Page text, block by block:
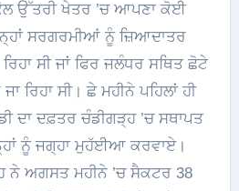
ਉੱਤਰੀ ਖੇਤਰ ’ਚ ਆਪਣਾ ਕੋਈ
ਸਰਗਰਮੀਆਂ ਨੂੰ ਜ਼ਿਆਦਾਤਰ
ਸੀ ਜਾਂ ਫਿਰ ਜਲੰਧਰ ਸਥਿਤ ਛੋਟੇ
ਰਿਹਾ ਸੀ। ਛੇ ਮਹੀਨੇ ਪਹਿਲਾਂ ਹੀ
ਦਾ ਦਫ਼ਤਰ ਚੰਡੀਗੜ੍ਹ ’ਚ ਸਥਾਪਤ
ਨੂੰ ਜਗ੍ਹਾ ਮੁਹੱਈਆ ਕਰਵਾਏ।
ਅਗਸਤ ਮਹੀਨੇ ’ਚ ਸੈਕਟਰ 38